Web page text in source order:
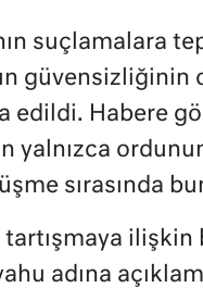
suçlamalara
güvensizliğinin
edildi. Habere
yalnızca
sırasında
ilişkin
adına